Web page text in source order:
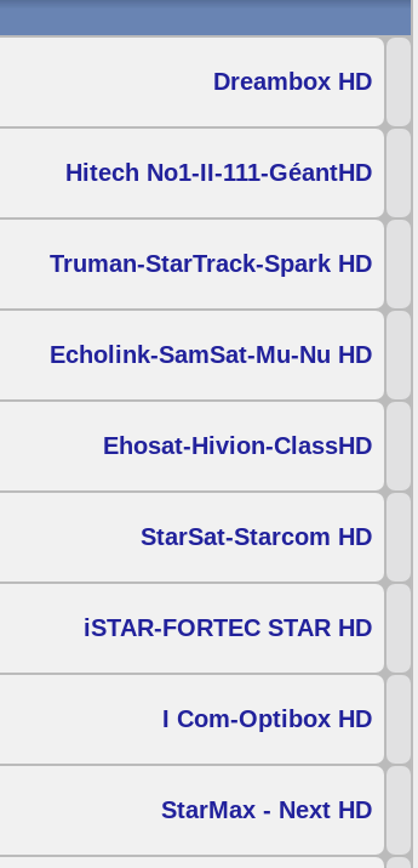
Dreambox HD
Hitech No1-II-111-GéantHD
Truman-StarTrack-Spark HD
Echolink-SamSat-Mu-Nu HD
Ehosat-Hivion-ClassHD
StarSat-Starcom HD
iSTAR-FORTEC STAR HD
I Com-Optibox HD
StarMax - Next HD